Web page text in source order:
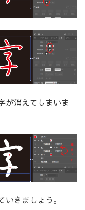
が消えてしまいま
きましょう。